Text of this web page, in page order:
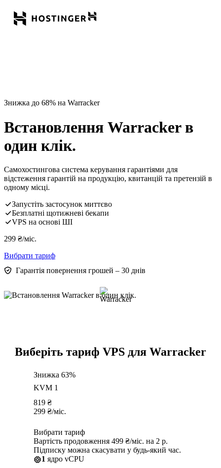
Знижка до 68% на Warracker
Встановлення Warracker в
один клік.
Самохостингова система керування гарантіями для
відстеження гарантій на продукцію, квитанцій та претензій в
одному місці.
Запустіть застосунок миттєво
Безплатні щотижневі бекапи
VPS на основі ШІ
299 ₴/міс.
Вибрати тариф
Гарантія повернення грошей – 30 днів
Виберіть тариф VPS для Warracker
Знижка 63%
KVM 1
819 ₴
299 ₴/міс.
Вибрати тариф
Вартість продовження 499 ₴/міс. на 2 р.
Підписку можна скасувати у будь-який час.
1 ядро vCPU